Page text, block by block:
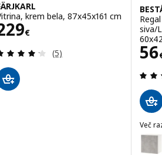
krem bela, 87x45x161 cm
€ 229€
Pregled: 4.2 iz 5 zvezde.
(5)
siva/
56
Več
BESTÅ